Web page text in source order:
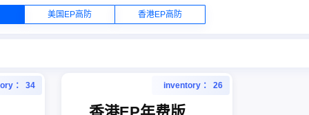
美国EP高防 香港EP高防
： 34 inventory ： 26